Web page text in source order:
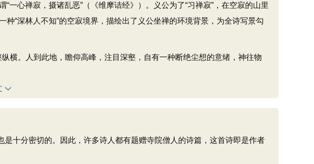
心禅寂，摄诸乱恶”（《维摩诘经》）。义公为了“习禅寂”，在空寂的山里
种“深林人不知”的空寂境界，描绘出了义公坐禅的环境背景，为全诗写景勾
。人到此地，瞻仰高峰，注目深壑，自有一种断绝尘想的意绪，神往物
十分密切的。因此，许多诗人都有题赠寺院僧人的诗篇，这首诗即是作者